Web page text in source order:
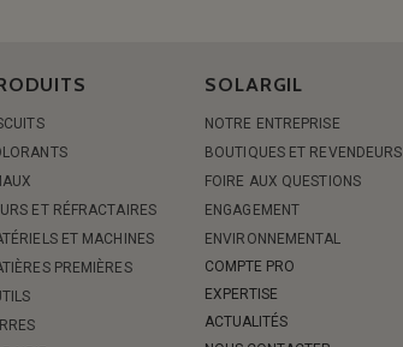
ET RÉFRACTAIRES
ET MACHINES
PREMIÈRES
SOLARGIL
NOTRE ENTREPRISE
BOUTIQUES ET REVENDEURS
FOIRE AUX QUESTIONS
ENGAGEMENT
ENVIRONNEMENTAL
COMPTE PRO
EXPERTISE
ACTUALITÉS